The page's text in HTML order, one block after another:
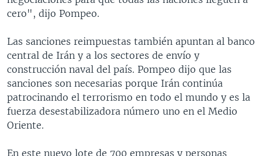
cero", dijo Pompeo.
Las sanciones reimpuestas también apuntan al banco
central de Irán y a los sectores de envío y
construcción naval del país. Pompeo dijo que las
sanciones son necesarias porque Irán continúa
patrocinando el terrorismo en todo el mundo y es la
fuerza desestabilizadora número uno en el Medio
Oriente.
En este nuevo lote de 700 empresas y personas